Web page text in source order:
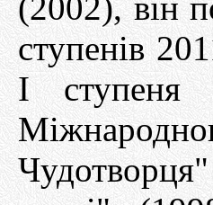
ступенів
І ступеня